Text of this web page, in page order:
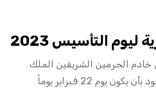
ليوم التأسيس 2023
خادم الحرمين الشريفين الملك
سلمان بن عبدالعزيز آل سعود بأن يكون يوم 22 فبراير يوماً